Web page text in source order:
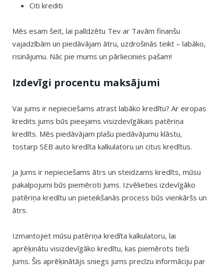
Citi krediti
Mēs esam šeit, lai palīdzētu Tev ar Tavām finanšu
vajadzībām un piedāvājam ātru, uzdrošinās teikt – labāko,
risinājumu. Nāc pie mums un pārliecinies pašam!
Izdevīgi procentu maksājumi
Vai jums ir nepieciešams atrast labāko kredītu? Ar eiropas
kredits jums būs pieejams visizdevīgākais patēriņa
kredīts. Mēs piedāvājam plašu piedāvājumu klāstu,
tostarp SEB auto kredīta kalkulatoru un citus kredītus.
Ja Jums ir nepieciešams ātrs un steidzams kredīts, mūsu
pakalpojumi būs piemēroti Jums. Izvēlieties izdevīgāko
patēriņa kredītu un pieteikšanās process būs vienkāršs un
ātrs.
Izmantojiet mūsu patēriņa kredīta kalkulatoru, lai
aprēķinātu visizdevīgāko kredītu, kas piemērots tieši
Jums. Šis aprēķinātājs sniegs jums precīzu informāciju par